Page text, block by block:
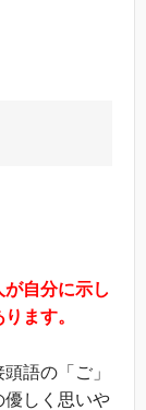
が自分に示し
ます。
語の「ご」
優しく思いや